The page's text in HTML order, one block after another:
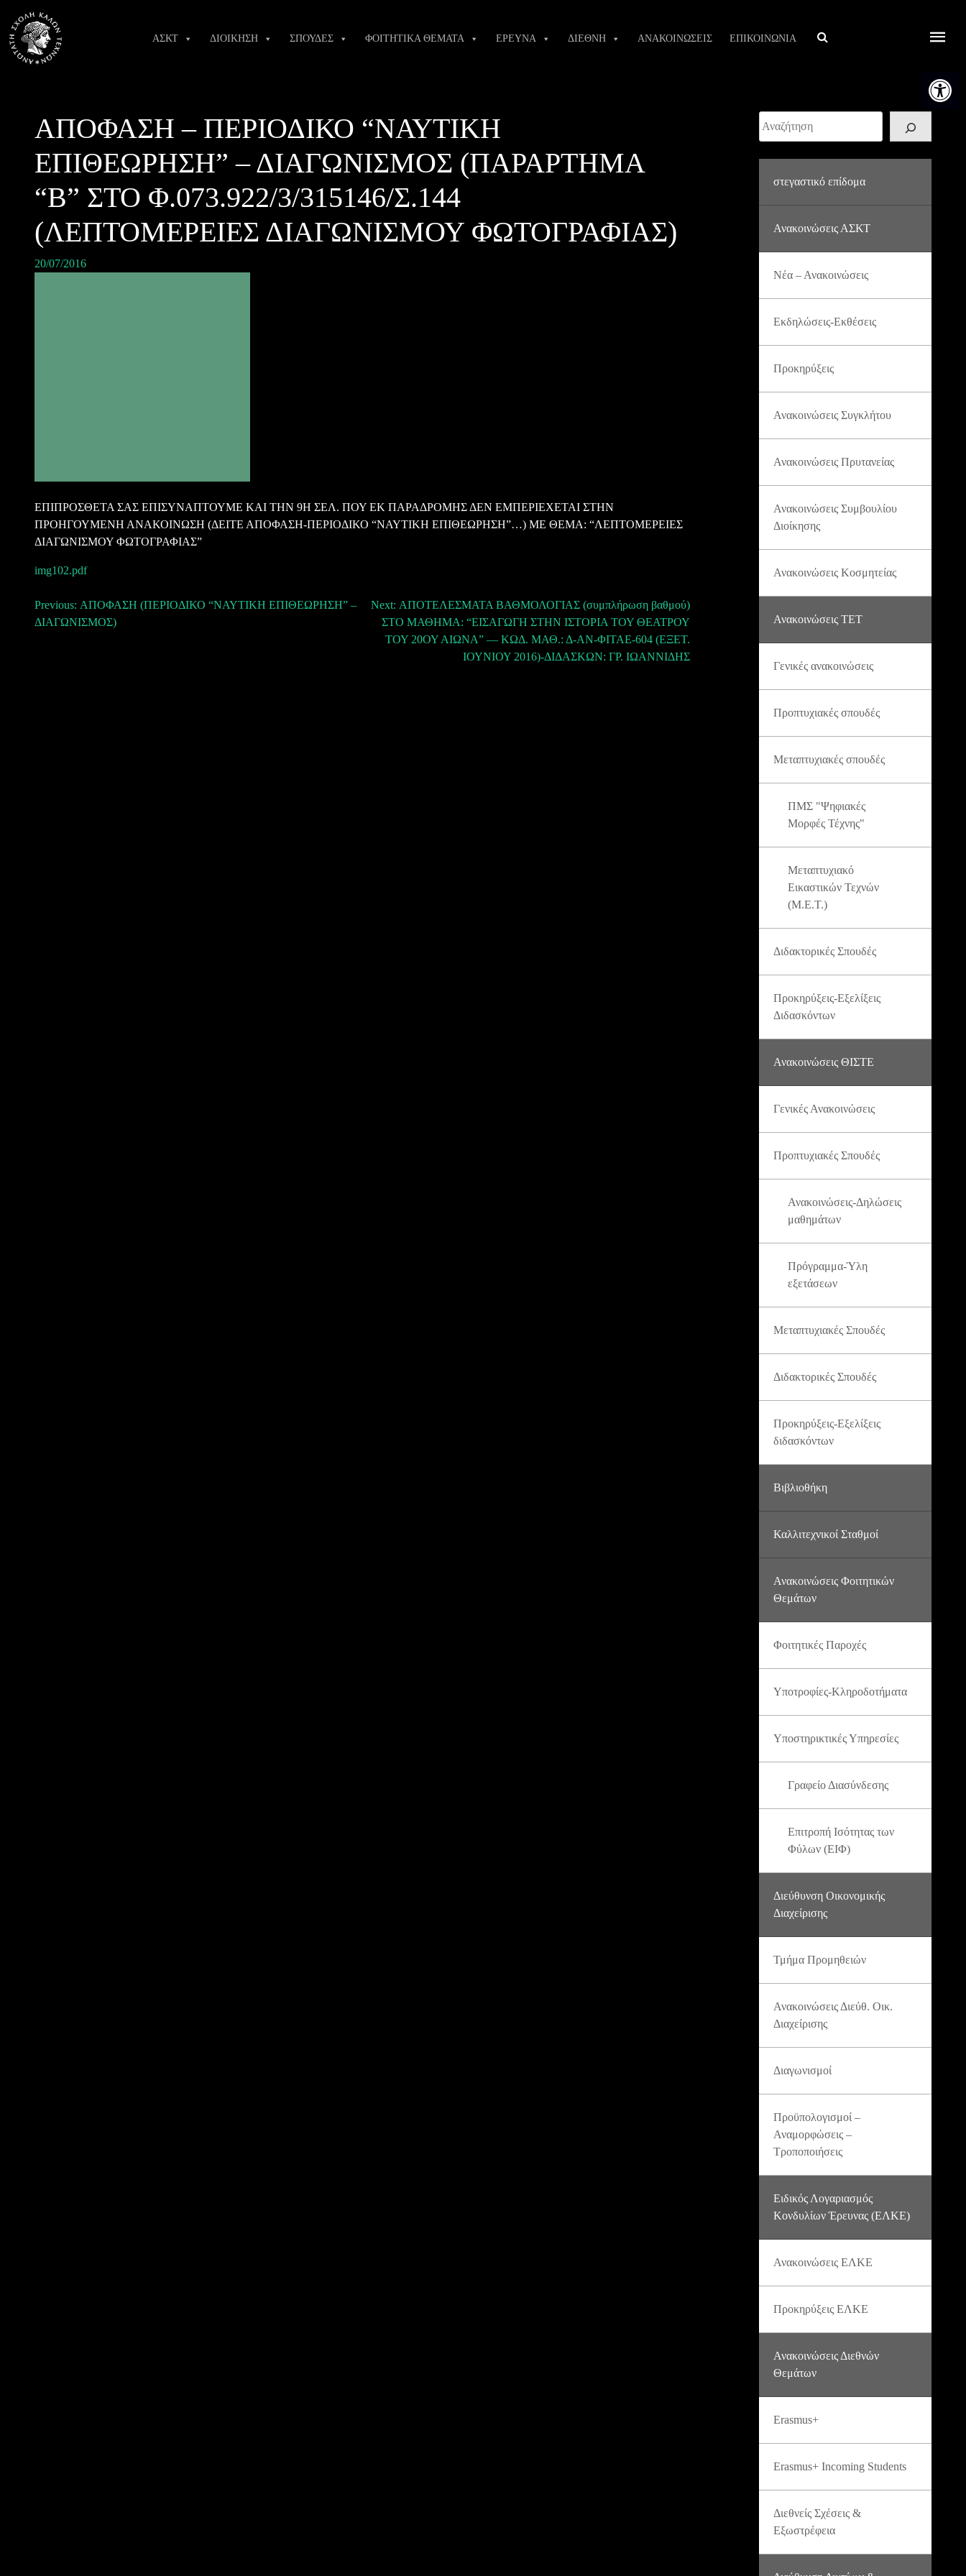
Ανοίξτε
content
ΑΣΚΤ ΔΙΟΙΚΗΣΗ ΣΠΟΥΔΕΣ ΦΟΙΤΗΤΙΚΑ ΘΕΜΑΤΑ ΕΡΕΥΝΑ ΔΙΕΘΝΗ ΑΝΑΚΟΙΝΩΣΕΙΣ ΕΠΙΚΟΙΝΩΝΙΑ Αναζήτηση
ΑΠΟΦΑΣΗ – ΠΕΡΙΟΔΙΚΟ “ΝΑΥΤΙΚΗ
ΕΠΙΘΕΩΡΗΣΗ” – ΔΙΑΓΩΝΙΣΜΟΣ (ΠΑΡΑΡΤΗΜΑ
“Β” ΣΤΟ Φ.073.922/3/315146/Σ.144
(ΛΕΠΤΟΜΕΡΕΙΕΣ ΔΙΑΓΩΝΙΣΜΟΥ ΦΩΤΟΓΡΑΦΙΑΣ)
20/07/2016
ΕΠΙΠΡΟΣΘΕΤΑ ΣΑΣ ΕΠΙΣΥΝΑΠΤΟΥΜΕ ΚΑΙ ΤΗΝ 9Η ΣΕΛ. ΠΟΥ ΕΚ ΠΑΡΑΔΡΟΜΗΣ ΔΕΝ ΕΜΠΕΡΙΕΧΕΤΑΙ ΣΤΗΝ
ΠΡΟΗΓΟΥΜΕΝΗ ΑΝΑΚΟΙΝΩΣΗ (ΔΕΙΤΕ ΑΠΟΦΑΣΗ-ΠΕΡΙΟΔΙΚΟ “ΝΑΥΤΙΚΗ ΕΠΙΘΕΩΡΗΣΗ”…) ΜΕ ΘΕΜΑ: “ΛΕΠΤΟΜΕΡΕΙΕΣ
ΔΙΑΓΩΝΙΣΜΟΥ ΦΩΤΟΓΡΑΦΙΑΣ”
img102.pdf
Πλοήγηση
Previous: ΑΠΟΦΑΣΗ (ΠΕΡΙΟΔΙΚΟ “ΝΑΥΤΙΚΗ ΕΠΙΘΕΩΡΗΣΗ” –
ΔΙΑΓΩΝΙΣΜΟΣ)
Next: ΑΠΟΤΕΛΕΣΜΑΤΑ ΒΑΘΜΟΛΟΓΙΑΣ (συμπλήρωση βαθμού)
ΣΤΟ ΜΑΘΗΜΑ: “ΕΙΣΑΓΩΓΗ ΣΤΗΝ ΙΣΤΟΡΙΑ ΤΟΥ ΘΕΑΤΡΟΥ
ΤΟΥ 20ΟΥ ΑΙΩΝΑ” — ΚΩΔ. ΜΑΘ.: Δ-ΑΝ-ΦΙΤΑΕ-604 (ΕΞΕΤ.
ΙΟΥΝΙΟΥ 2016)-ΔΙΔΑΣΚΩΝ: ΓΡ. ΙΩΑΝΝΙΔΗΣ
Αναζήτηση
στεγαστικό επίδομα
Ανακοινώσεις ΑΣΚΤ
Νέα – Ανακοινώσεις
Εκδηλώσεις-Εκθέσεις
Προκηρύξεις
Ανακοινώσεις Συγκλήτου
Ανακοινώσεις Πρυτανείας
Ανακοινώσεις Συμβουλίου
Διοίκησης
Ανακοινώσεις Κοσμητείας
Ανακοινώσεις ΤΕΤ
Γενικές ανακοινώσεις
Προπτυχιακές σπουδές
Μεταπτυχιακές σπουδές
ΠΜΣ "Ψηφιακές
Μορφές Τέχνης"
Μεταπτυχιακό
Εικαστικών Τεχνών
(Μ.Ε.Τ.)
Διδακτορικές Σπουδές
Προκηρύξεις-Εξελίξεις
Διδασκόντων
Ανακοινώσεις ΘΙΣΤΕ
Γενικές Ανακοινώσεις
Προπτυχιακές Σπουδές
Ανακοινώσεις-Δηλώσεις
μαθημάτων
Πρόγραμμα-Ύλη
εξετάσεων
Μεταπτυχιακές Σπουδές
Διδακτορικές Σπουδές
Προκηρύξεις-Εξελίξεις
διδασκόντων
Βιβλιοθήκη
Καλλιτεχνικοί Σταθμοί
Ανακοινώσεις Φοιτητικών
Θεμάτων
Φοιτητικές Παροχές
Υποτροφίες-Κληροδοτήματα
Υποστηρικτικές Υπηρεσίες
Γραφείο Διασύνδεσης
Επιτροπή Ισότητας των
Φύλων (ΕΙΦ)
Διεύθυνση Οικονομικής
Διαχείρισης
Τμήμα Προμηθειών
Ανακοινώσεις Διεύθ. Οικ.
Διαχείρισης
Διαγωνισμοί
Προϋπολογισμοί –
Αναμορφώσεις –
Τροποποιήσεις
Ειδικός Λογαριασμός
Κονδυλίων Έρευνας (ΕΛΚΕ)
Ανακοινώσεις ΕΛΚΕ
Προκηρύξεις ΕΛΚΕ
Ανακοινώσεις Διεθνών
Θεμάτων
Erasmus+
Erasmus+ Incoming Students
Διεθνείς Σχέσεις &
Εξωστρέφεια